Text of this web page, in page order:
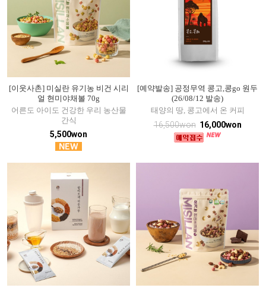
[이웃사촌] 미실란 유기농 비건 시리
얼 현미야채볼 70g
어른도 아이도 건강한 우리 농산물
간식
5,500won
[예약발송] 공정무역 콩고,콩go 원두
(26/08/12 발송)
태양의 땅, 콩고에서 온 커피
16,500won 16,000won